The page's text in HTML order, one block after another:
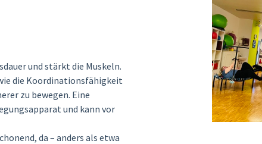
und stärkt die Muskeln.
die Koordinationsfähigkeit
zu bewegen. Eine
und kann vor
da – anders als etwa